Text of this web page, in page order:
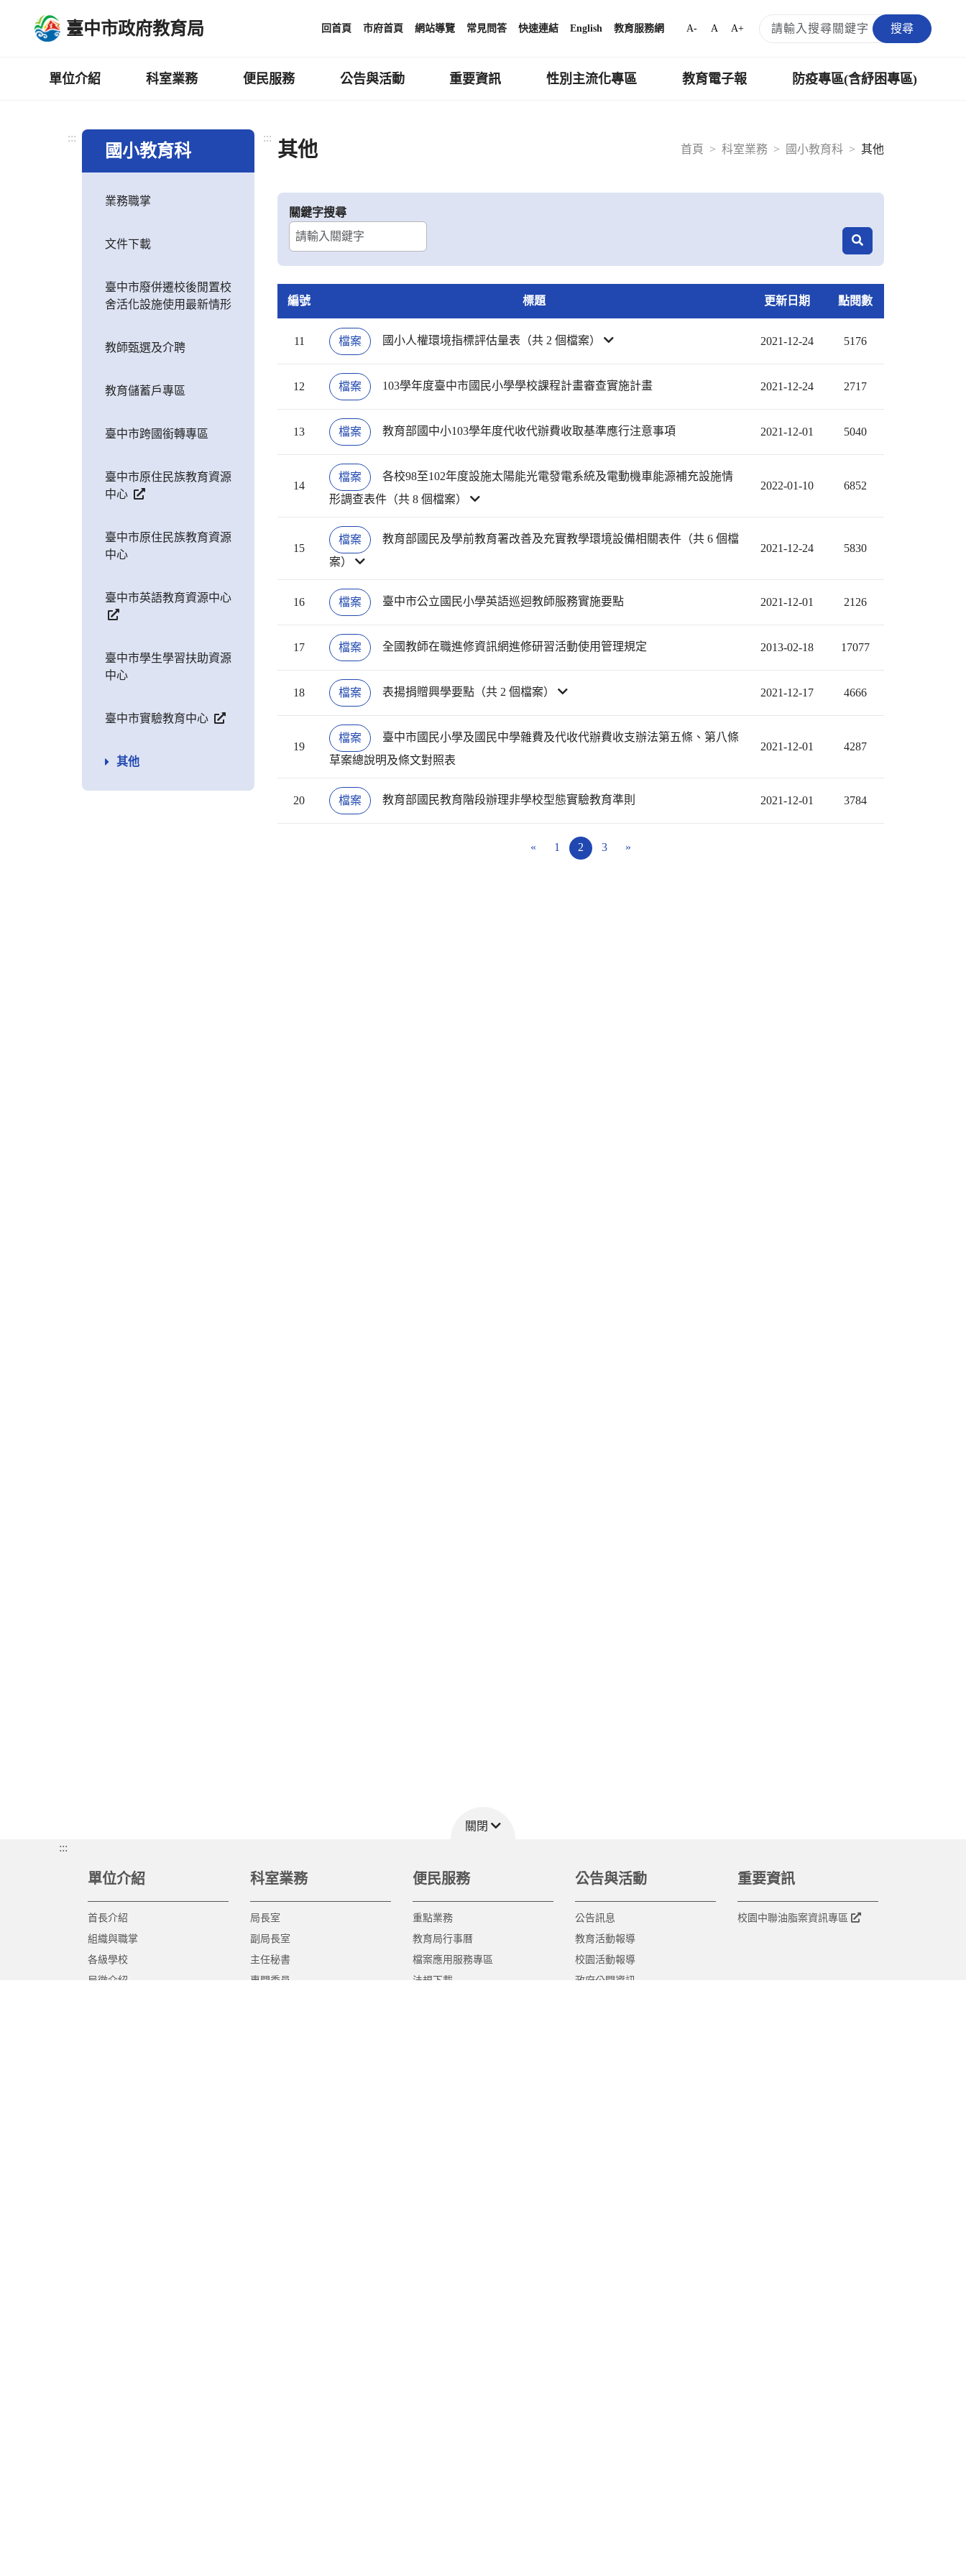
臺中市政府教育局 回首頁 市府首頁 網站導覽 常見問答 快速連結 English 教育服務網 A- A A+ 搜尋
單位介紹 科室業務 便民服務 公告與活動 重要資訊 性別主流化專區 教育電子報 防疫專區(含紓困專區)
:::
國小教育科
業務職掌
文件下載
臺中市廢併遷校後閒置校
舍活化設施使用最新情形
教師甄選及介聘
教育儲蓄戶專區
臺中市跨國銜轉專區
臺中市原住民族教育資源
中心
臺中市原住民族教育資源
中心
臺中市英語教育資源中心
臺中市學生學習扶助資源
中心
臺中市實驗教育中心
其他
:::
首頁
科室業務 國小教育科 其他
其他
關鍵字搜尋
編號 標題 更新日期 點閱數
11 檔案 國小人權環境指標評估量表（共 2 個檔案） 2021-12-24 5176
12 檔案 103學年度臺中市國民小學學校課程計畫審查實施計畫 2021-12-24 2717
13 檔案 教育部國中小103學年度代收代辦費收取基準應行注意事項 2021-12-01 5040
14
檔案
各校98至102年度設施太陽能光電發電系統及電動機車能源補充設施情
形調查表件（共 8 個檔案）
2022-01-10 6852
15
檔案
教育部國民及學前教育署改善及充實教學環境設備相關表件（共 6 個檔
案）
2021-12-24 5830
16 檔案 臺中市公立國民小學英語巡迴教師服務實施要點 2021-12-01 2126
17 檔案 全國教師在職進修資訊網進修研習活動使用管理規定 2013-02-18 17077
18 檔案 表揚捐贈興學要點（共 2 個檔案） 2021-12-17 4666
19
檔案
臺中市國民小學及國民中學雜費及代收代辦費收支辦法第五條、第八條
草案總說明及條文對照表
2021-12-01 4287
20 檔案 教育部國民教育階段辦理非學校型態實驗教育準則 2021-12-01 3784
« 1 2 3 »
關閉
:::
單位介紹
首長介紹
組織與職掌
各級學校
局徽介紹
科室業務
局長室
副局長室
主任秘書
專門委員
便民服務
重點業務
教育局行事曆
檔案應用服務專區
法規下載
公告與活動
公告訊息
教育活動報導
校園活動報導
政府公開資訊
重要資訊
校園中聯油脂案資訊專區